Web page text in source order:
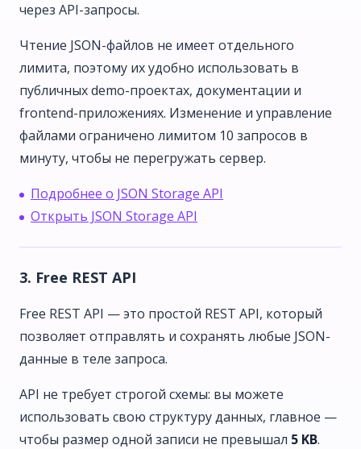
через API-запросы.
Чтение JSON-файлов не имеет отдельного
лимита, поэтому их удобно использовать в
публичных demo-проектах, документации и
frontend-приложениях. Изменение и управление
файлами ограничено лимитом 10 запросов в
минуту, чтобы не перегружать сервер.
Подробнее о JSON Storage API
Открыть JSON Storage API
3. Free REST API
Free REST API — это простой REST API, который
позволяет отправлять и сохранять любые JSON-
данные в теле запроса.
API не требует строгой схемы: вы можете
использовать свою структуру данных, главное —
чтобы размер одной записи не превышал 5 KB.